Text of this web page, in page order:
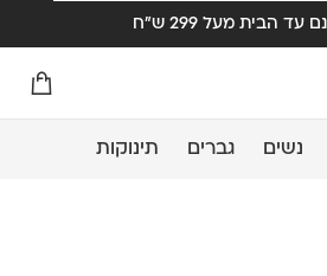
עד הבית מעל 299 ש"ח
נשים גברים תינוקות